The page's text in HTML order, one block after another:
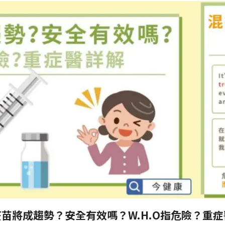
將成趨勢？安全有效嗎？W.H.O指危險？重